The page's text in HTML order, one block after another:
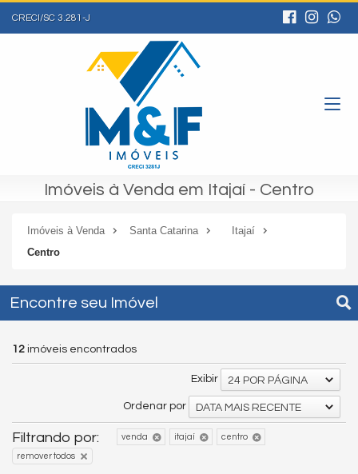
CRECI/SC 3.281-J
Imóveis à Venda em Itajaí - Centro
Imóveis à Venda Santa Catarina
Itajaí
Centro
Encontre seu Imóvel
12 imóveis encontrados
Exibir 24 POR PÁGINA
Ordenar por DATA MAIS RECENTE
Filtrando por: venda itajaí centro
remover todos